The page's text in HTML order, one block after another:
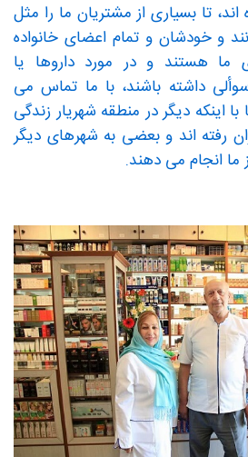
تا بسیاری از مشتریان ما را مثل
و خودشان و تمام اعضای خانواده
هستند و در مورد داروها یا
داشته باشند، با ما تماس می
اینکه دیگر در منطقه شهریار زندگی
رفته اند و بعضی به شهرهای دیگر
ما انجام می دهند.